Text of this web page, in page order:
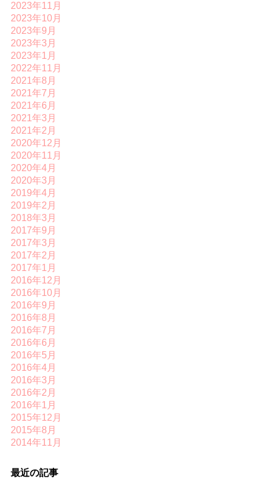
2023年11月
2023年10月
2023年9月
2023年3月
2023年1月
2022年11月
2021年8月
2021年7月
2021年6月
2021年3月
2021年2月
2020年12月
2020年11月
2020年4月
2020年3月
2019年4月
2019年2月
2018年3月
2017年9月
2017年3月
2017年2月
2017年1月
2016年12月
2016年10月
2016年9月
2016年8月
2016年7月
2016年6月
2016年5月
2016年4月
2016年3月
2016年2月
2016年1月
2015年12月
2015年8月
2014年11月
最近の記事